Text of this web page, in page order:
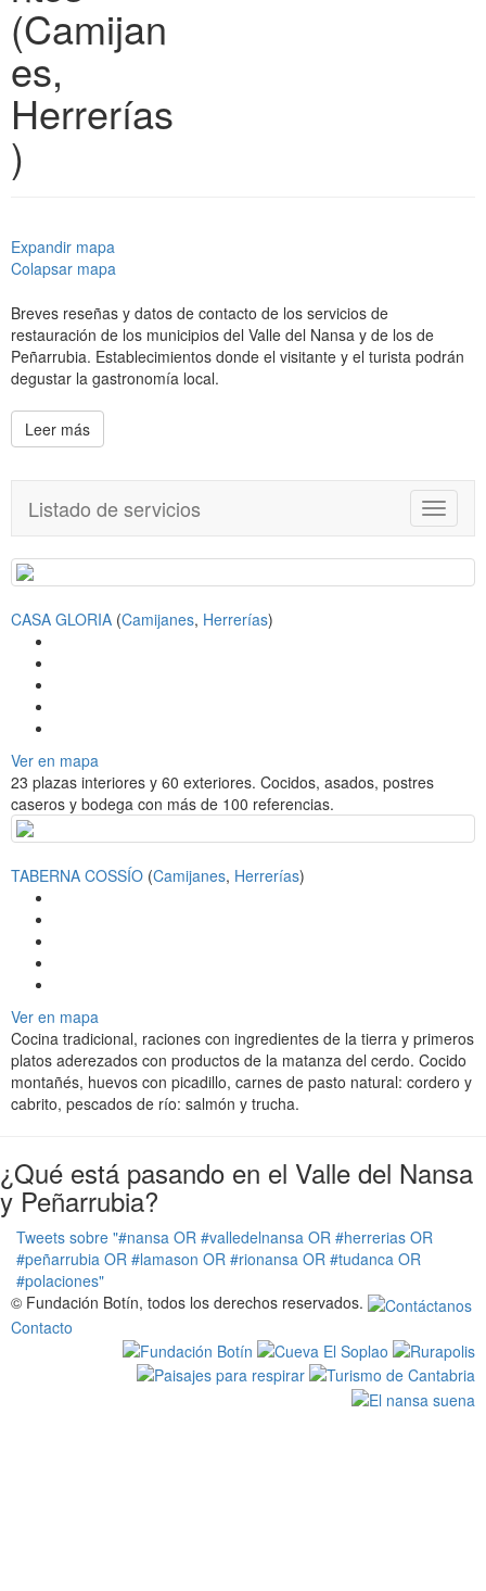
(Camijan
es,
Herrerías
)
Expandir mapa
Colapsar mapa
Breves reseñas y datos de contacto de los servicios de
restauración de los municipios del Valle del Nansa y de los de
Peñarrubia. Establecimientos donde el visitante y el turista podrán
degustar la gastronomía local.
Leer más
T
o
g
i
o
n
Listado de servicios
CASA GLORIA (Camijanes, Herrerías)
Ver en mapa
23 plazas interiores y 60 exteriores. Cocidos, asados, postres
caseros y bodega con más de 100 referencias.
TABERNA COSSÍO (Camijanes, Herrerías)
Ver en mapa
Cocina tradicional, raciones con ingredientes de la tierra y primeros
platos aderezados con productos de la matanza del cerdo. Cocido
montañés, huevos con picadillo, carnes de pasto natural: cordero y
cabrito, pescados de río: salmón y trucha.
¿Qué está pasando en el Valle del Nansa
y Peñarrubia?
Tweets sobre "#nansa OR #valledelnansa OR #herrerias OR
#peñarrubia OR #lamason OR #rionansa OR #tudanca OR
#polaciones"
© Fundación Botín, todos los derechos reservados.
Contacto